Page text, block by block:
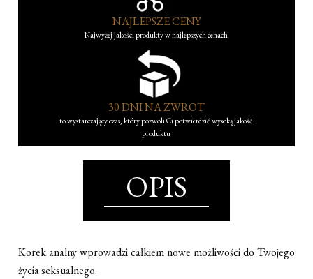
NAJLEPSZE CENY
Najwyżej jakości produkty w najlepszych cenach
30 DNI NA ZWROT
to wystarczający czas, który pozwoli Ci potwierdzić wysoką jakość
produktu
OPIS
Korek analny wprowadzi całkiem nowe możliwości do Twojego
życia seksualnego.